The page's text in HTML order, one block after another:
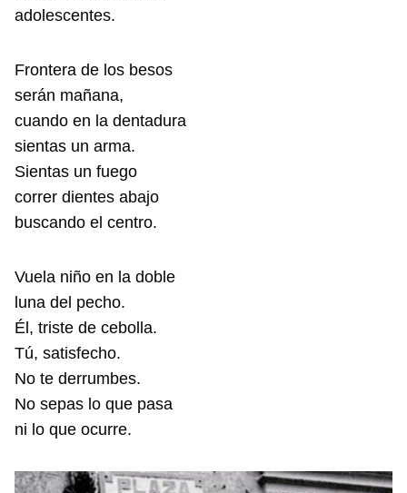
adolescentes.
Frontera de los besos
serán mañana,
cuando en la dentadura
sientas un arma.
Sientas un fuego
correr dientes abajo
buscando el centro.
Vuela niño en la doble
luna del pecho.
Él, triste de cebolla.
Tú, satisfecho.
No te derrumbes.
No sepas lo que pasa
ni lo que ocurre.